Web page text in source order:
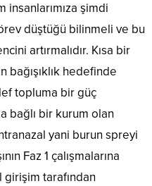
insanlarımıza şimdi
düştüğü bilinmeli ve bu
artırmalıdır. Kısa bir
bağışıklık hedefinde
topluma bir güç
bağlı bir kurum olan
yani burun spreyi
Faz 1 çalışmalarına
tarafından